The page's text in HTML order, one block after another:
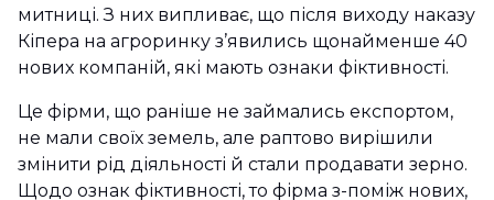
митниці. З них випливає, що після виходу наказу
Кіпера на агроринку з’явились щонайменше 40
нових компаній, які мають ознаки фіктивності.
Це фірми, що раніше не займались експортом,
не мали своїх земель, але раптово вирішили
змінити рід діяльності й стали продавати зерно.
Щодо ознак фіктивності, то фірма з-поміж нових,